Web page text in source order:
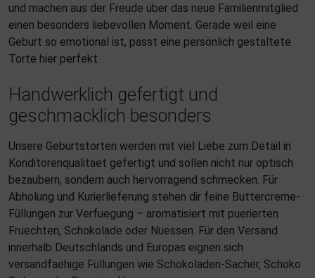
und machen aus der Freude über das neue Familienmitglied
einen besonders liebevollen Moment. Gerade weil eine
Geburt so emotional ist, passt eine persönlich gestaltete
Torte hier perfekt.
Handwerklich gefertigt und
geschmacklich besonders
Unsere Geburtstorten werden mit viel Liebe zum Detail in
Konditorenqualitaet gefertigt und sollen nicht nur optisch
bezaubern, sondern auch hervorragend schmecken. Für
Abholung und Kurierlieferung stehen dir feine Buttercreme-
Füllungen zur Verfuegung – aromatisiert mit puerierten
Fruechten, Schokolade oder Nuessen. Für den Versand
innerhalb Deutschlands und Europas eignen sich
versandfaehige Füllungen wie Schokoladen-Sacher, Schoko